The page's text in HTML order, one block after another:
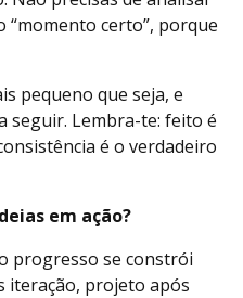
“momento certo”, porque
pequeno que seja, e
seguir. Lembra-te: feito é
é o verdadeiro
em ação?
progresso se constrói
iteração, projeto após